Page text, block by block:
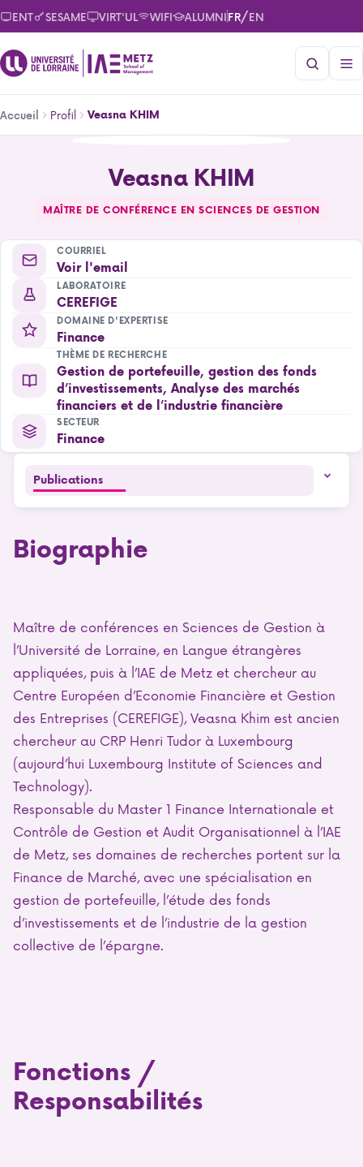
Aller
au
contenu
principal
ENT SESAME VIRT'UL WIFI ALUMNIFR/EN
d'Ariane
Accueil Profil Veasna KHIM
Veasna KHIM
MAÎTRE DE CONFÉRENCE EN SCIENCES DE GESTION
COURRIEL
Voir l'email
LABORATOIRE
CEREFIGE
DOMAINE D'EXPERTISE
Finance
THÈME DE RECHERCHE
Gestion de portefeuille, gestion des fonds
d’investissements, Analyse des marchés
financiers et de l’industrie financière
SECTEUR
Finance
Publications
Biographie
Maître de conférences en Sciences de Gestion à
l’Université de Lorraine, en Langue étrangères
appliquées, puis à l’IAE de Metz et chercheur au
Centre Européen d’Economie Financière et Gestion
des Entreprises (CEREFIGE), Veasna Khim est ancien
chercheur au CRP Henri Tudor à Luxembourg
(aujourd’hui Luxembourg Institute of Sciences and
Technology).
Responsable du Master 1 Finance Internationale et
Contrôle de Gestion et Audit Organisationnel à l’IAE
de Metz, ses domaines de recherches portent sur la
Finance de Marché, avec une spécialisation en
gestion de portefeuille, l’étude des fonds
d’investissements et de l’industrie de la gestion
collective de l’épargne.
Fonctions /
Responsabilités